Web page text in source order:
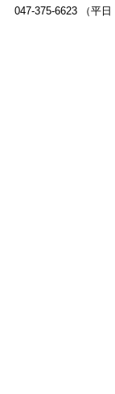
047-375-6623 （平日